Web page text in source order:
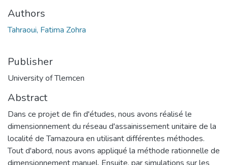
Authors
Tahraoui, Fatima Zohra
Publisher
University of Tlemcen
Abstract
Dans ce projet de fin d'études, nous avons réalisé le
dimensionnement du réseau d'assainissement unitaire de la
localité de Tamazoura en utilisant différentes méthodes.
Tout d'abord, nous avons appliqué la méthode rationnelle de